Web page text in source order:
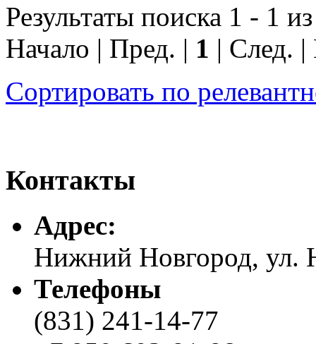
Результаты поиска 1 - 1
Начало | Пред. | 1 | След.
Сортировать по
Контакты
Адреc:
Нижний Новгород, ул.
Телефоны
(831) 241-14-77